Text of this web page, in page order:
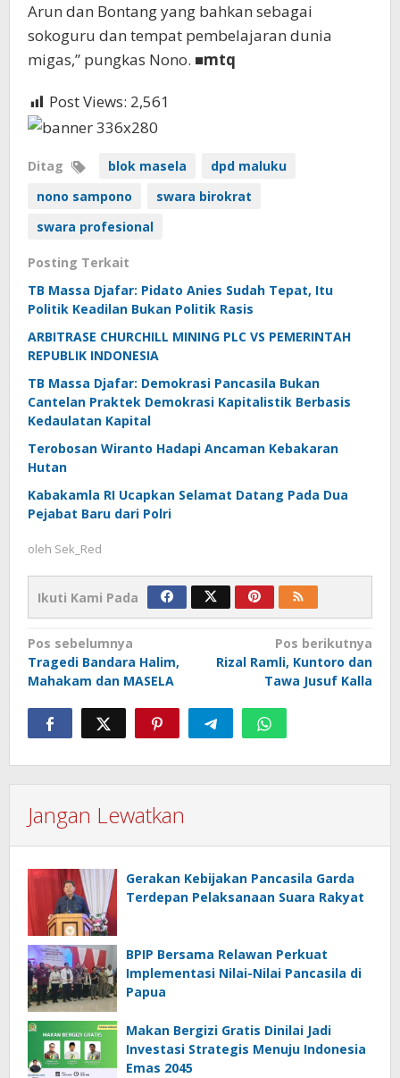
Arun dan Bontang yang bahkan sebagai
sokoguru dan tempat pembelajaran dunia
migas,” pungkas Nono. ■mtq
Post Views: 2,561
Ditag blok masela
dpd maluku
nono sampono
swara birokrat
swara profesional
Posting Terkait
TB Massa Djafar: Pidato Anies Sudah Tepat, Itu
Politik Keadilan Bukan Politik Rasis
ARBITRASE CHURCHILL MINING PLC VS PEMERINTAH
REPUBLIK INDONESIA
TB Massa Djafar: Demokrasi Pancasila Bukan
Cantelan Praktek Demokrasi Kapitalistik Berbasis
Kedaulatan Kapital
Terobosan Wiranto Hadapi Ancaman Kebakaran
Hutan
Kabakamla RI Ucapkan Selamat Datang Pada Dua
Pejabat Baru dari Polri
oleh Sek_Red
Ikuti Kami Pada
Navigasi
pos
Pos sebelumnya
Tragedi Bandara Halim,
Mahakam dan MASELA
Pos berikutnya
Rizal Ramli, Kuntoro dan
Tawa Jusuf Kalla
Jangan Lewatkan
Gerakan Kebijakan Pancasila Garda
Terdepan Pelaksanaan Suara Rakyat
BPIP Bersama Relawan Perkuat
Implementasi Nilai-Nilai Pancasila di
Papua
Makan Bergizi Gratis Dinilai Jadi
Investasi Strategis Menuju Indonesia
Emas 2045